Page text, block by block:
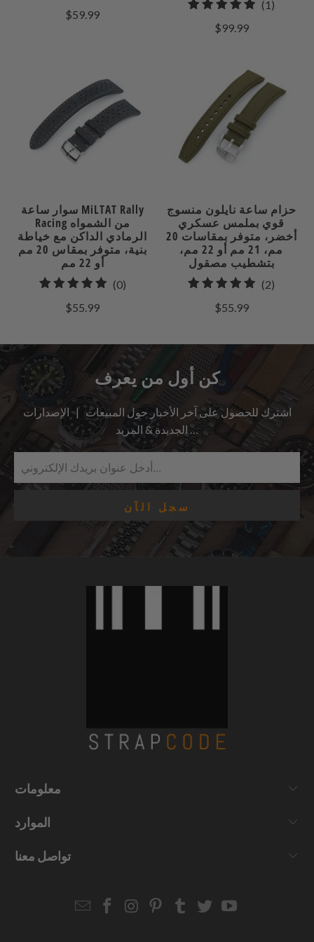
$59.99
(1)
$99.99
سوار ساعة MiLTAT Rally
Racing من الشمواه
الرمادي الداكن مع خياطة
بنية، متوفر بمقاس 20 مم
أو 22 مم
(0)0
$55.99
حزام ساعة نايلون منسوج
قوي بملمس عسكري
أخضر، متوفر بمقاسات 20
مم، 21 مم أو 22 مم،
بتشطيب مصقول
(2)
$55.99
كن أول من يعرف
اشترك للحصول على آخر الأخبار حول المبيعات | الإصدارات
الجديدة & المزيد …
معلومات
الموارد
تواصل معنا
EmailStrapcode
Strapcode
Strapcode
Strapcode
Strapcode